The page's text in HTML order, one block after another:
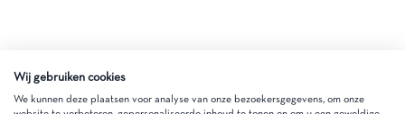
Wij gebruiken cookies
We kunnen deze plaatsen voor analyse van onze bezoekersgegevens, om onze